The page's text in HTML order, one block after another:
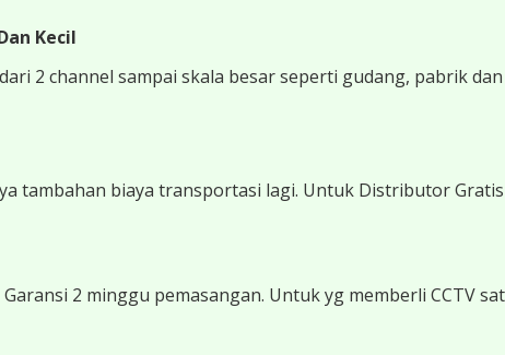
Kecil
2 channel sampai skala besar seperti gudang, pabrik
tambahan biaya transportasi lagi. Untuk Distributor
2 minggu pemasangan. Untuk yg memberli CCTV